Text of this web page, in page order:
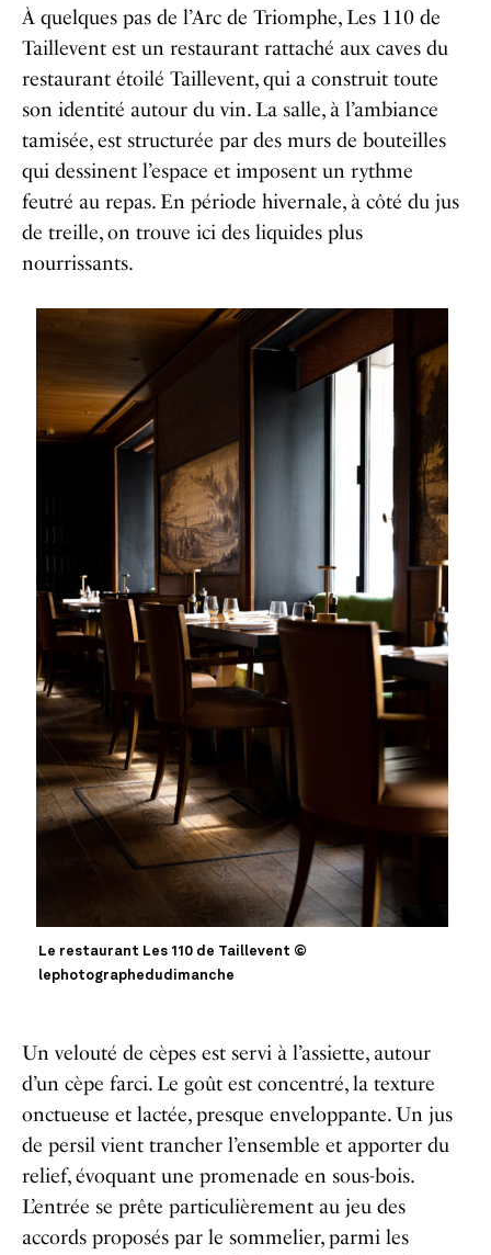
À quelques pas de l’Arc de Triomphe, Les 110 de
Taillevent est un restaurant rattaché aux caves du
restaurant étoilé Taillevent, qui a construit toute
son identité autour du vin. La salle, à l’ambiance
tamisée, est structurée par des murs de bouteilles
qui dessinent l’espace et imposent un rythme
feutré au repas. En période hivernale, à côté du jus
de treille, on trouve ici des liquides plus
nourrissants.
Le restaurant Les 110 de Taillevent ©
lephotographedudimanche
Un velouté de cèpes est servi à l’assiette, autour
d’un cèpe farci. Le goût est concentré, la texture
onctueuse et lactée, presque enveloppante. Un jus
de persil vient trancher l’ensemble et apporter du
relief, évoquant une promenade en sous-bois.
L’entrée se prête particulièrement au jeu des
accords proposés par le sommelier, parmi les